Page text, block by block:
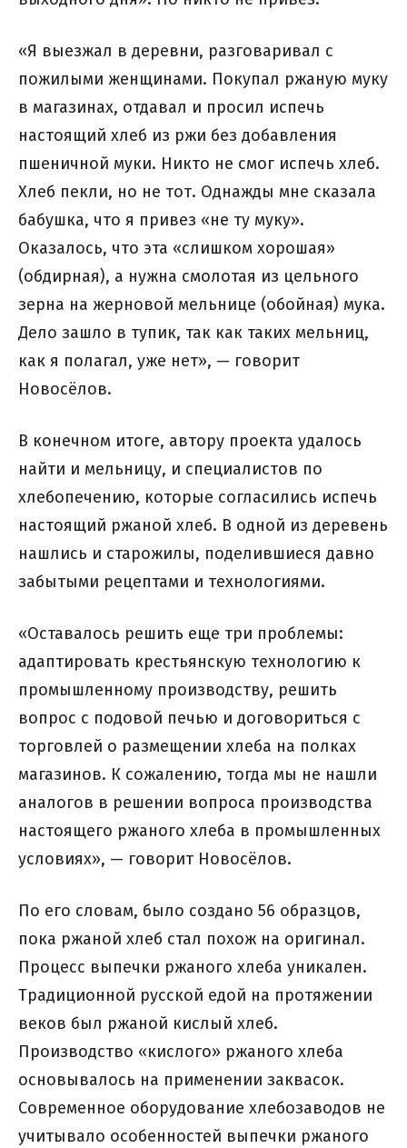
«Я выезжал в деревни, разговаривал с
пожилыми женщинами. Покупал ржаную муку
в магазинах, отдавал и просил испечь
настоящий хлеб из ржи без добавления
пшеничной муки. Никто не смог испечь хлеб.
Хлеб пекли, но не тот. Однажды мне сказала
бабушка, что я привез «не ту муку».
Оказалось, что эта «слишком хорошая»
(обдирная), а нужна смолотая из цельного
зерна на жерновой мельнице (обойная) мука.
Дело зашло в тупик, так как таких мельниц,
как я полагал, уже нет», — говорит
Новосёлов.
В конечном итоге, автору проекта удалось
найти и мельницу, и специалистов по
хлебопечению, которые согласились испечь
настоящий ржаной хлеб. В одной из деревень
нашлись и старожилы, поделившиеся давно
забытыми рецептами и технологиями.
«Оставалось решить еще три проблемы:
адаптировать крестьянскую технологию к
промышленному производству, решить
вопрос с подовой печью и договориться с
торговлей о размещении хлеба на полках
магазинов. К сожалению, тогда мы не нашли
аналогов в решении вопроса производства
настоящего ржаного хлеба в промышленных
условиях», — говорит Новосёлов.
По его словам, было создано 56 образцов,
пока ржаной хлеб стал похож на оригинал.
Процесс выпечки ржаного хлеба уникален.
Традиционной русской едой на протяжении
веков был ржаной кислый хлеб.
Производство «кислого» ржаного хлеба
основывалось на применении заквасок.
Современное оборудование хлебозаводов не
учитывало особенностей выпечки ржаного